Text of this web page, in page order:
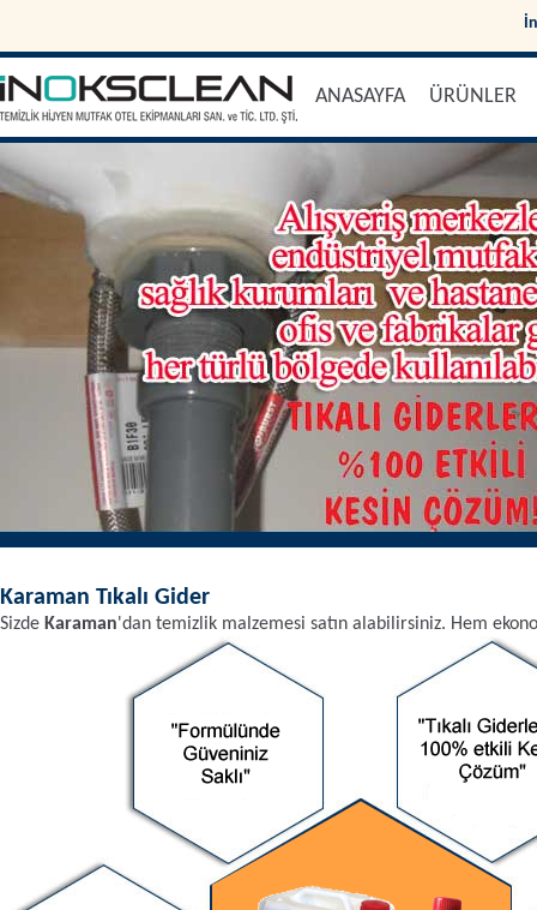
ANASAYFA ÜRÜNLER
Karaman Tıkalı Gider
Sizde Karaman'dan temizlik malzemesi satın alabilirsiniz. Hem